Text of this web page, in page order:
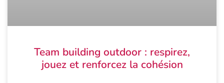
Team building outdoor : respirez,
jouez et renforcez la cohésion